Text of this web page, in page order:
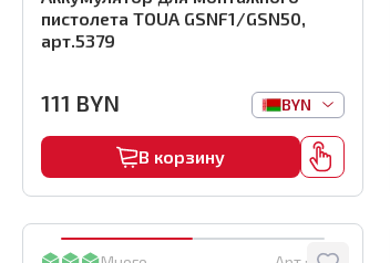
пистолета TOUA GSNF1/GSN50,
арт.5379
111 BYN BYN
В корзину